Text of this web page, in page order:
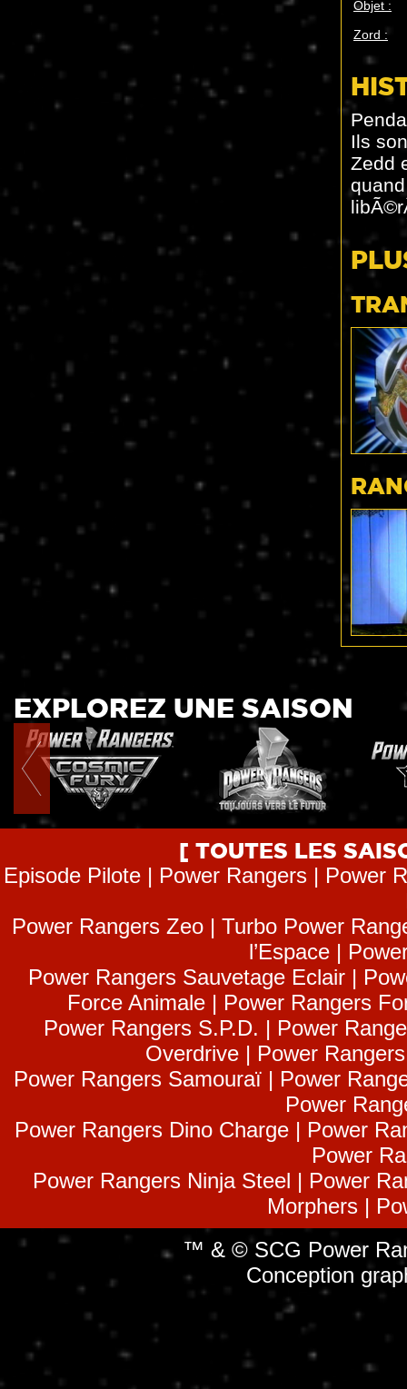
Objet :
Zord :
Ils
Zedd
EXPLOREZ UNE SAISON
[ TOUTES LES
Episode Pilote | Power Rangers | Power
Power Rangers Zeo | Turbo Power
l’Espace |
Power Rangers Sauvetage Eclair |
Force Animale | Power Rangers
Power Rangers S.P.D. | Power
Overdrive | Power
Power Rangers Samouraï | Power
Power
Power Rangers Dino Charge | Power
Power
Power Rangers Ninja Steel | Power
Morphers |
™ & © SCG Power
Conception